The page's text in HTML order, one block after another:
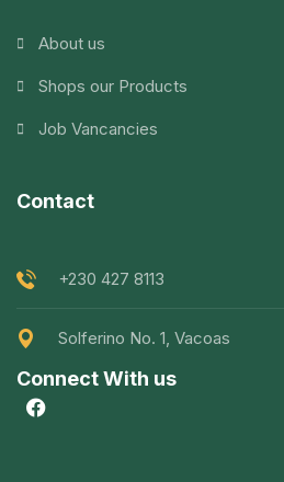
About us
Shops our Products
Job Vancancies
Contact
+230 427 8113
Solferino No. 1, Vacoas
Connect With us